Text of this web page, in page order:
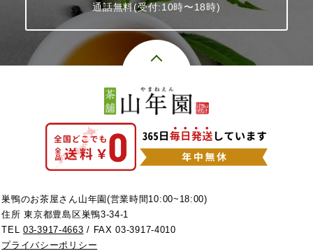
通話無料(受付:10時〜18時)
巣鴨のお茶屋さん山年園(営業時間10:00~18:00)
住所 東京都豊島区巣鴨3-34-1
TEL03-3917-4663 / FAX 03-3917-4010
プライバシーポリシー